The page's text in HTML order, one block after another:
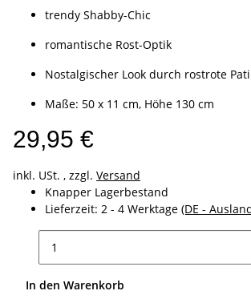
trendy Shabby-Chic
romantische Rost-Optik
Nostalgischer Look durch rostrote
Maße: 50 x 11 cm, Höhe 130 cm
29,95 €
inkl. USt. , zzgl. Versand
Knapper Lagerbestand
Lieferzeit: 2 - 4 Werktage (DE -
In den Warenkorb